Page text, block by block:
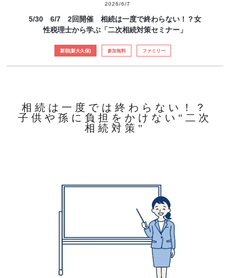
2026/6/7
5/30 6/7 2回開催 相続は一度で終わらない！？女
性税理士から学ぶ「二次相続対策セミナー」
新宿(新大久保) 参加無料 ファミリー
相続は一度では終わらない！？
子供や孫に負担をかけない"二次
相続対策"